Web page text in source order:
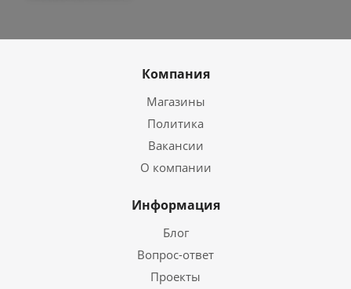
Компания
Магазины
Политика
Вакансии
О компании
Информация
Блог
Вопрос-ответ
Проекты